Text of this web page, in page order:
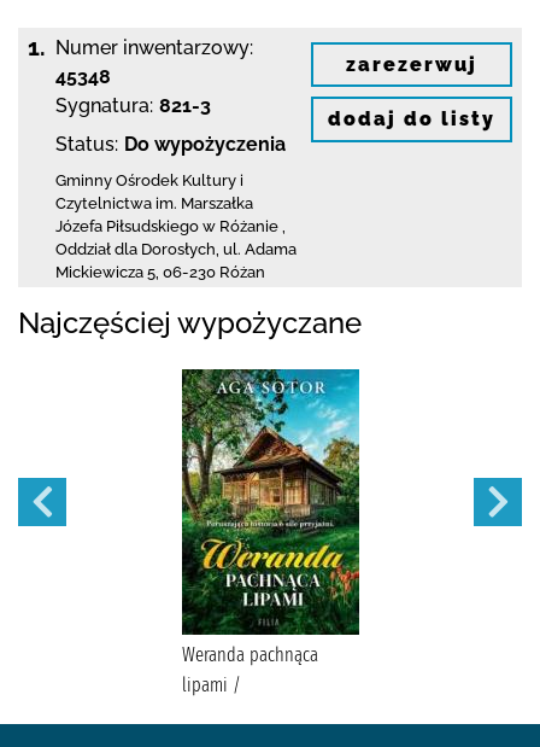
1. Numer inwentarzowy:
45348
Sygnatura: 821-3
Status: Do wypożyczenia
Gminny Ośrodek Kultury i
Czytelnictwa im. Marszałka
Józefa Piłsudskiego w Różanie
Oddział dla Dorosłych, ul. Adama
Mickiewicza 5 06-230 Różan
zarezerwuj
dodaj do listy
Najczęściej wypożyczane
Weranda pachnąca
lipami /